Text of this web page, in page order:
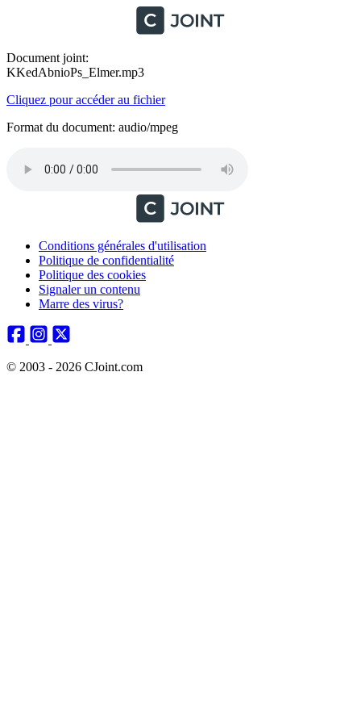
Document joint:
KKedAbnioPs_Elmer.mp3
Cliquez pour accéder au fichier
Format du document: audio/mpeg
Conditions générales d'utilisation
Politique de confidentialité
Politique des cookies
Signaler un contenu
Marre des virus?
© 2003 - 2026 CJoint.com